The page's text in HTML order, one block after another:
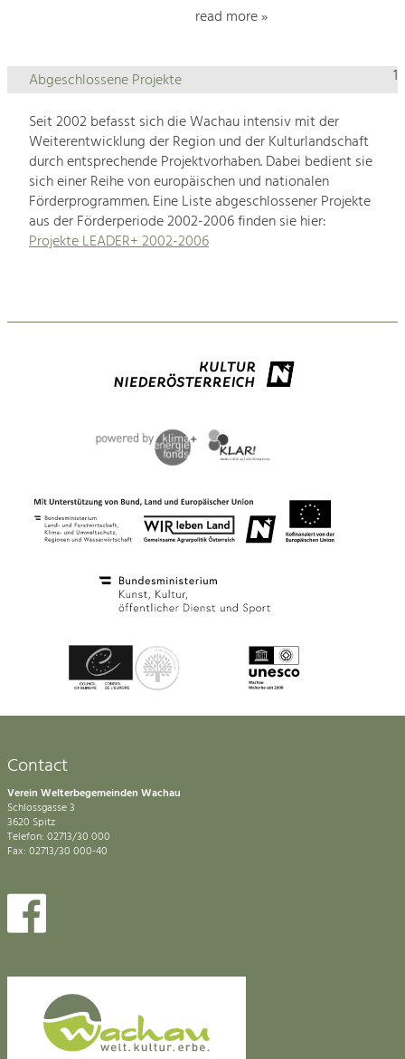
read more »
1
Abgeschlossene Projekte
Seit 2002 befasst sich die Wachau intensiv mit der
Weiterentwicklung der Region und der Kulturlandschaft
durch entsprechende Projektvorhaben. Dabei bedient sie
sich einer Reihe von europäischen und nationalen
Förderprogrammen. Eine Liste abgeschlossener Projekte
aus der Förderperiode 2002-2006 finden sie hier:
Projekte LEADER+ 2002-2006
Contact
Verein Welterbegemeinden Wachau
Schlossgasse 3
3620 Spitz
Telefon: 02713/30 000
Fax: 02713/30 000-40